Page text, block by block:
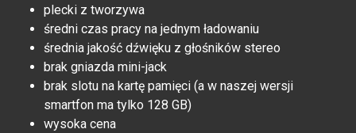
plecki z tworzywa
średni czas pracy na jednym ładowaniu
średnia jakość dźwięku z głośników stereo
brak gniazda mini-jack
brak slotu na kartę pamięci (a w naszej wersji
smartfon ma tylko 128 GB)
wysoka cena